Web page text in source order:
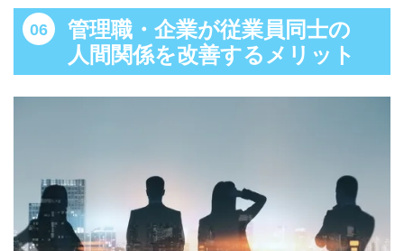
管理職・企業が従業員同士の
人間関係を改善するメリット